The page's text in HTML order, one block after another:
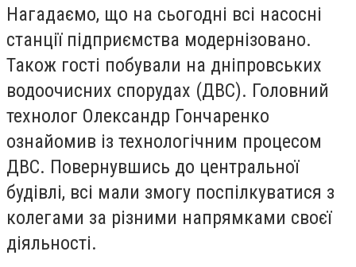
Нагадаємо, що на сьогодні всі насосні
станції підприємства модернізовано.
Також гості побували на дніпровських
водоочисних спорудах (ДВС). Головний
технолог Олександр Гончаренко
ознайомив із технологічним процесом
ДВС. Повернувшись до центральної
будівлі, всі мали змогу поспілкуватися з
колегами за різними напрямками своєї
діяльності.